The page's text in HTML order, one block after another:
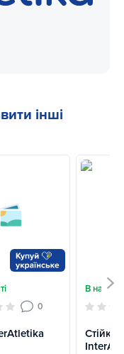
інші
0
В
Стійка